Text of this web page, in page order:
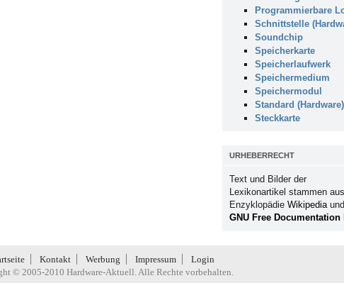
Programmierbare
Schnittstelle
Soundchip
Speicherkarte
Speicherlaufwerk
Speichermedium
Speichermodul
Standard (Hardware)
Steckkarte
URHEBERRECHT
Text und Bilder der
Lexikonartikel stammen
Enzyklopädie Wikipedia
GNU Free Documentation
Kontakt Werbung Impressum
Login
© 2005-2010 Hardware-Aktuell. Alle Rechte vorbehalten.